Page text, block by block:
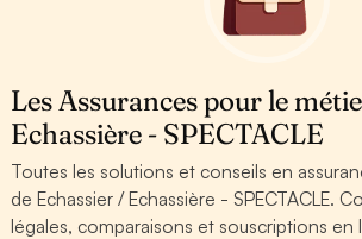
Les Assurances pour le
Echassière - SPECTACLE
Toutes les solutions et conseils en
de Echassier / Echassière - SPECTACLE.
légales, comparaisons et souscriptions en